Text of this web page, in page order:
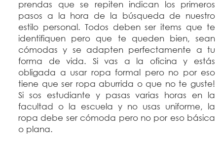
prendas que se repiten indican los primeros
pasos a la hora de la búsqueda de nuestro
estilo personal. Todos deben ser items que te
identifiquen pero que te queden bien, sean
cómodas y se adapten perfectamente a tu
forma de vida. Si vas a la oficina y estás
obligada a usar ropa formal pero no por eso
tiene que ser ropa aburrida o que no te guste!
Si sos estudiante y pasas varias horas en la
facultad o la escuela y no usas uniforme, la
ropa debe ser cómoda pero no por eso básica
o plana.